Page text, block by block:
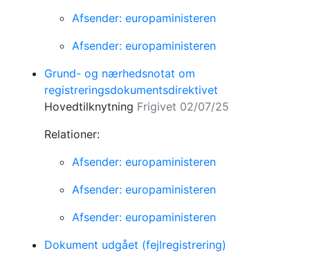
Afsender: europaministeren
Afsender: europaministeren
Grund- og nærhedsnotat om
registreringsdokumentsdirektivet
Hovedtilknytning Frigivet 02/07/25
Relationer:
Afsender: europaministeren
Afsender: europaministeren
Afsender: europaministeren
Dokument udgået (fejlregistrering)